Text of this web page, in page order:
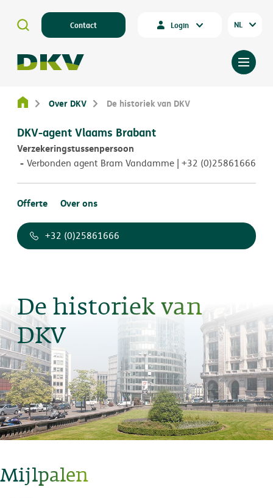
Contact Login NL
DKV-agent Vlaams Brabant
Verzekeringstussenpersoon
Verbonden agent Bram Vandamme | +32 (0)25861666
Offerte Over ons
+32 (0)25861666
De historiek van
DKV
Over DKV De historiek van DKV
Mijlpalen